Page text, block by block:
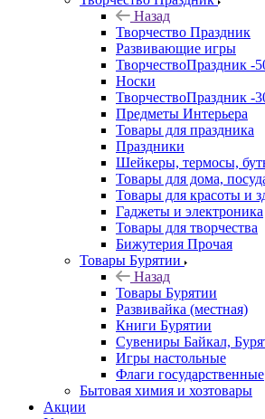
Назад
Творчество Праздник
Развивающие игры
ТворчествоПраздник -
Носки
ТворчествоПраздник -
Предметы Интерьера
Товары для праздника
Праздники
Шейкеры, термосы,
Товары для дома,
Товары для красоты и
Гаджеты и электроника
Товары для творчества
Бижутерия Прочая
Товары Бурятии
Назад
Товары Бурятии
Развивайка (местная)
Книги Бурятии
Сувениры Байкал,
Игры настольные
Флаги государственные
Бытовая химия и хозтовары
Акции